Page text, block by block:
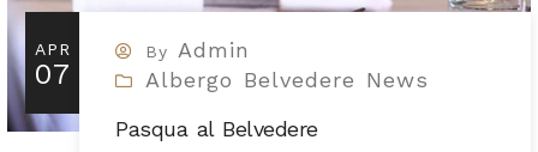
07
APR ByAdmin
Albergo Belvedere News
Pasqua al Belvedere